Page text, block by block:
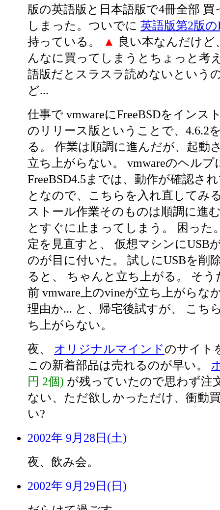
版の英語版と日本語版で4冊全部 買
しまった。ついでに 英語版第2版の
持っている。
▲ 良い本なんだけど
んなに買ってしまうとちょっと考
語版だとスラスラ読めないという
ど...
仕事で vmwareにFreeBSDをインス
のリリース版ということで、4.6.2
る。 作業は順調に進んだが、起動
立ち上がらない。 vmwareのヘルプ
FreeBSD4.5までは、動作が確認さ
となので、こちらを入れ直してみ
ストール作業そのものは順調に進
とすぐに止まってしまう。 困った
定を見直すと、 仮想マシンにUSB
のが目に付いた。 試しにUSBを削
ると、 ちゃんと立ち上がる。 そう
前 vmware上のvineが立ち上がらな
理由か... と、帰宅後試すが、 こち
ち上がらない。
夜、 オリジナルマインドのサイト
この新着部品は売れるのが早い。
円 2個) が残っていたので思わず注
ない、ただ欲しかっただけ、衝動
い?
2002年 9月28日(土)
夜、飲み会。
2002年 9月29日(日)